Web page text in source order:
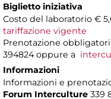
Biglietto iniziativa
Costo del laboratorio €
tariffazione vigente
Prenotazione
394824 oppure a
Informazioni
Informazioni e
Forum Interculture 339